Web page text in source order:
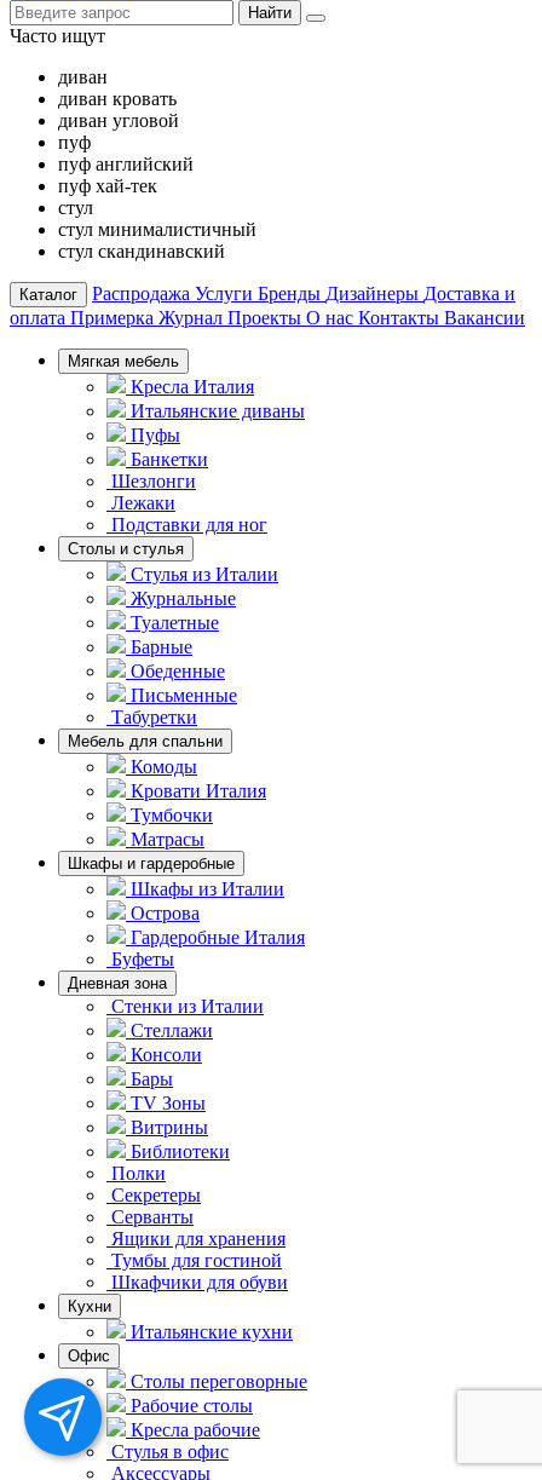
Найти
Часто ищут
диван
диван кровать
диван угловой
пуф
пуф английский
пуф хай-тек
стул
стул минималистичный
стул скандинавский
Каталог Распродажа Услуги Бренды Дизайнеры Доставка и
оплата Примерка Журнал Проекты О нас Контакты Вакансии
Мягкая мебель
Кресла Италия
Итальянские диваны
Пуфы
Банкетки
Шезлонги
Лежаки
Подставки для ног
Столы и стулья
Стулья из Италии
Журнальные
Туалетные
Барные
Обеденные
Письменные
Табуретки
Мебель для спальни
Комоды
Кровати Италия
Тумбочки
Матрасы
Шкафы и гардеробные
Шкафы из Италии
Острова
Гардеробные Италия
Буфеты
Дневная зона
Стенки из Италии
Стеллажи
Консоли
Бары
TV Зоны
Витрины
Библиотеки
Полки
Секретеры
Серванты
Ящики для хранения
Тумбы для гостиной
Шкафчики для обуви
Кухни
Итальянские кухни
Офис
Столы переговорные
Рабочие столы
Кресла рабочие
Стулья в офис
Аксессуары